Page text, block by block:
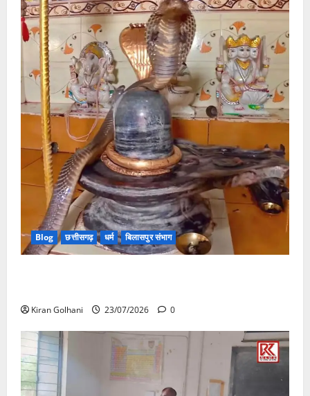
Blog छत्तीसगढ़ धर्म बिलासपुर संभाग
Kiran Golhani 23/07/2026 0